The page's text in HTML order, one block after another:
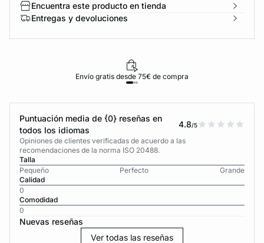
Encuentra este producto en tienda
Entregas y devoluciones
Envío gratis desde 75€ de compra
Puntuación media de {0} reseñas en
todos los idiomas
4.8/5
Opiniones de clientes verificadas de acuerdo a las
recomendaciones de la norma ISO 20488.
Talla
Pequeño
Perfecto
Grande
Calidad
0
Comodidad
0
Nuevas reseñas
Ver todas las reseñas